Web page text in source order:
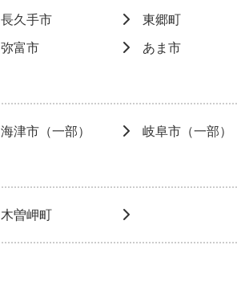
長久手市 東郷町
弥富市 あま市
海津市（一部） 岐阜市（一部）
木曽岬町